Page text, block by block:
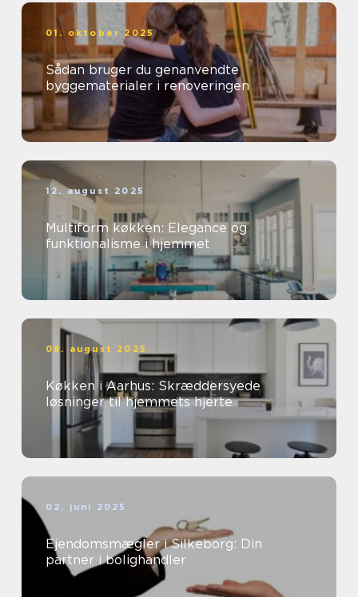
01. oktober 2025
Sådan bruger du genanvendte
byggematerialer i renoveringen
12. august 2025
Multiform køkken: Elegance og
funktionalisme i hjemmet
08. august 2025
Køkken i Aarhus: Skræddersyede
løsninger til hjemmets hjerte
02. juni 2025
Ejendomsmægler i Silkeborg: Din
partner i bolighandler